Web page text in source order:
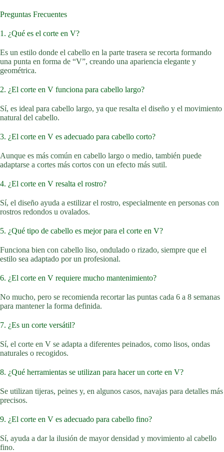
Preguntas Frecuentes
1. ¿Qué es el corte en V?
Es un estilo donde el cabello en la parte trasera se recorta formando
una punta en forma de “V”, creando una apariencia elegante y
geométrica.
2. ¿El corte en V funciona para cabello largo?
Sí, es ideal para cabello largo, ya que resalta el diseño y el movimiento
natural del cabello.
3. ¿El corte en V es adecuado para cabello corto?
Aunque es más común en cabello largo o medio, también puede
adaptarse a cortes más cortos con un efecto más sutil.
4. ¿El corte en V resalta el rostro?
Sí, el diseño ayuda a estilizar el rostro, especialmente en personas con
rostros redondos u ovalados.
5. ¿Qué tipo de cabello es mejor para el corte en V?
Funciona bien con cabello liso, ondulado o rizado, siempre que el
estilo sea adaptado por un profesional.
6. ¿El corte en V requiere mucho mantenimiento?
No mucho, pero se recomienda recortar las puntas cada 6 a 8 semanas
para mantener la forma definida.
7. ¿Es un corte versátil?
Sí, el corte en V se adapta a diferentes peinados, como lisos, ondas
naturales o recogidos.
8. ¿Qué herramientas se utilizan para hacer un corte en V?
Se utilizan tijeras, peines y, en algunos casos, navajas para detalles más
precisos.
9. ¿El corte en V es adecuado para cabello fino?
Sí, ayuda a dar la ilusión de mayor densidad y movimiento al cabello
fino.